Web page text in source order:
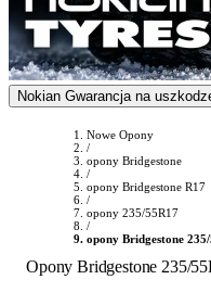
Nokian Gwarancja na
Nowe Opony
/
opony Bridgestone
/
opony Bridgestone R17
/
opony 235/55R17
/
opony Bridgestone
Opony Bridgestone 235/